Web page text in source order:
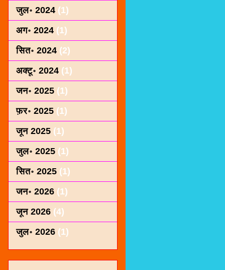
जुल॰ 2024 (1)
अग॰ 2024 (1)
सित॰ 2024 (2)
अक्टू॰ 2024 (1)
जन॰ 2025 (1)
फ़र॰ 2025 (1)
जून 2025 (1)
जुल॰ 2025 (1)
सित॰ 2025 (1)
जन॰ 2026 (1)
जून 2026 (4)
जुल॰ 2026 (1)